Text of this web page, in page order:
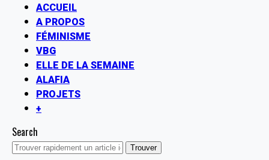
ACCUEIL
A PROPOS
FÉMINISME
VBG
ELLE DE LA SEMAINE
ALAFIA
PROJETS
+
Search